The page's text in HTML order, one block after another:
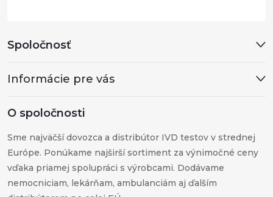
Spoločnosť
Informácie pre vás
O spoločnosti
Sme najväčší dovozca a distribútor IVD testov v strednej
Európe. Ponúkame najširší sortiment za výnimočné ceny
vďaka priamej spolupráci s výrobcami. Dodávame
nemocniciam, lekárňam, ambulanciám aj ďalším